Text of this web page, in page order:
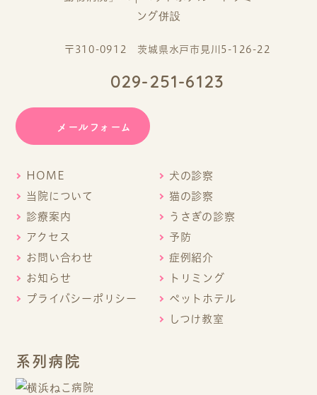
〒310-0912 茨城県水戸市見川5-126-22
029-251-6123
メールフォーム
HOME
当院について
診療案内
アクセス
お問い合わせ
お知らせ
プライバシーポリシー
犬の診察
猫の診察
うさぎの診察
予防
症例紹介
トリミング
ペットホテル
しつけ教室
系列病院